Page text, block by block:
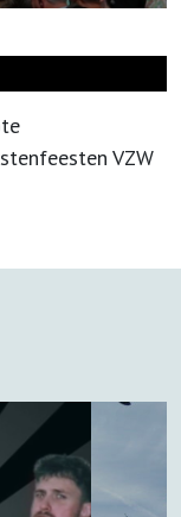
VZW